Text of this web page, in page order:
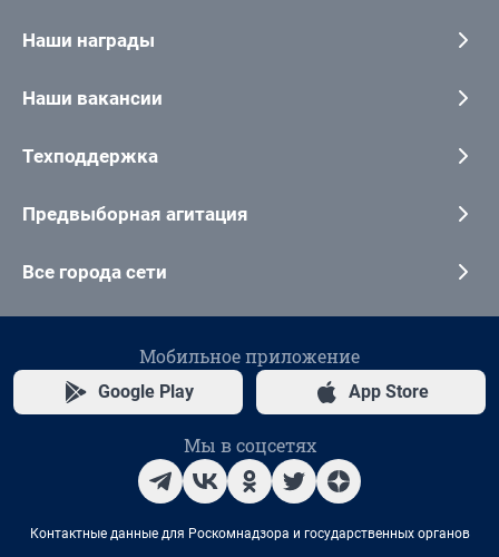
Наши награды
Наши вакансии
Техподдержка
Предвыборная агитация
Все города сети
Мобильное приложение
Google Play App Store
Мы в соцсетях
Контактные данные для Роскомнадзора и государственных органов